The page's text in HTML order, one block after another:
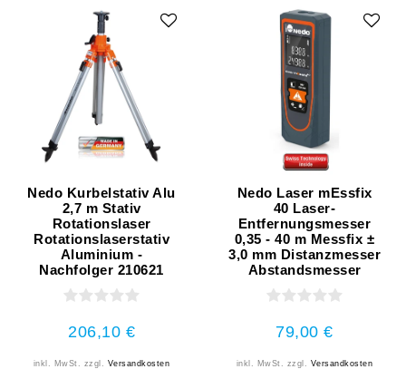
Nedo Kurbelstativ Alu
2,7 m Stativ
Rotationslaser
Rotationslaserstativ
Aluminium -
Nachfolger 210621
206,10 €
inkl. MwSt. zzgl. Versandkosten
Nedo Laser mEssfix
40 Laser-
Entfernungsmesser
0,35 - 40 m Messfix ±
3,0 mm Distanzmesser
Abstandsmesser
79,00 €
inkl. MwSt. zzgl. Versandkosten